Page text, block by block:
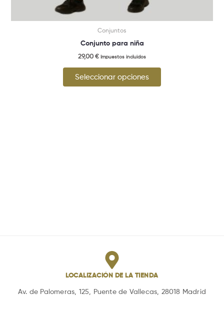
Conjuntos
Conjunto para niña
29,00 € Impuestos incluidos
Seleccionar opciones
LOCALIZACIÓN DE LA TIENDA
Av. de Palomeras, 125, Puente de Vallecas, 28018 Madrid